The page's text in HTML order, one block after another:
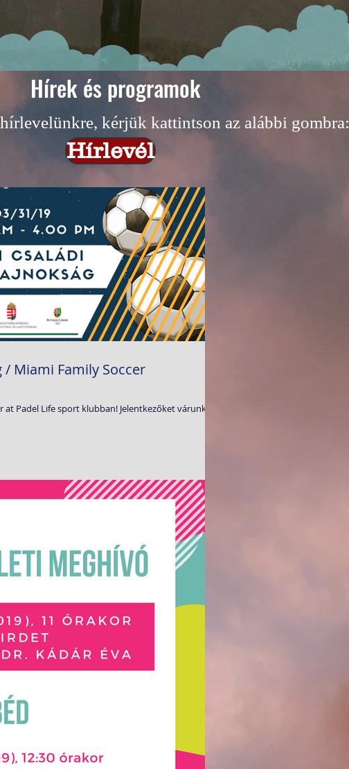
Hírek és programok
kérjük kattintson az alábbi gombra:
Hírlevél
Miami Family Soccer
klubban! Jelentkezőket várunk